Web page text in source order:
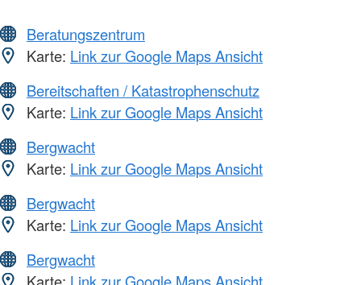
Beratungszentrum
Karte: Link zur Google Maps Ansicht
Bereitschaften / Katastrophenschutz
Karte: Link zur Google Maps Ansicht
Bergwacht
Karte: Link zur Google Maps Ansicht
Bergwacht
Karte: Link zur Google Maps Ansicht
Bergwacht